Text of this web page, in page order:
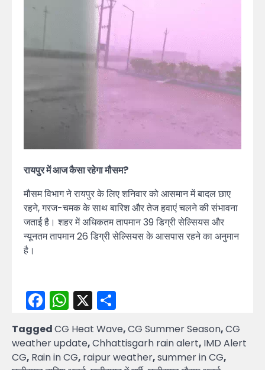
रायपुर में आज कैसा रहेगा मौसम?
मौसम विभाग ने रायपुर के लिए शनिवार को आसमान में बादल छाए
रहने, गरज-चमक के साथ बारिश और तेज हवाएं चलने की संभावना
जताई है। शहर में अधिकतम तापमान 39 डिग्री सेल्सियस और
न्यूनतम तापमान 26 डिग्री सेल्सियस के आसपास रहने का अनुमान
है।
Facebook
WhatsApp
X
TaggedCG Heat Wave,CG Summer Season,CG
weather update,Chhattisgarh rain alert, IMD Alert
CG, Rain in CG, raipur weather,summer in CG,